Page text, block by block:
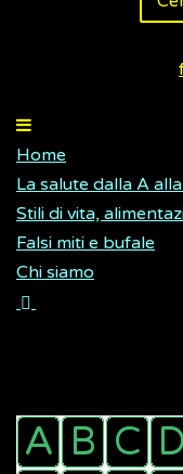
Home
La salute dalla A
Stili di vita,
Falsi miti e bufale
Chi siamo